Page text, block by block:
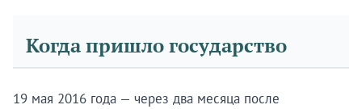
Когда пришло государство
19 мая 2016 года — через два месяца после